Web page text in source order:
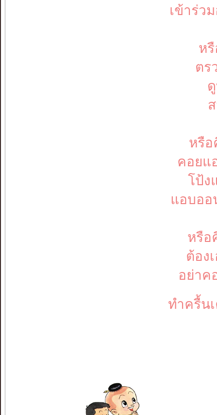
เข้าร่ว
ห
ตร
หรือ
คอยแ
โป้ง
แอบออ
หรือ
ต้อง
อย่าค
ทำครื้น